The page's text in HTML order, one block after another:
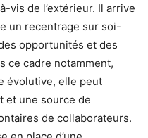
vis de l’extérieur. Il arrive
un recentrage sur soi-
opportunités et des
ce cadre notamment,
évolutive, elle peut
et une source de
de collaborateurs.